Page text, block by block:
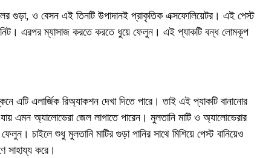
গুড়া, ও বেসন এই তিনটি উপাদানই প্রাকৃতিক এক্সফোলিয়েটর। এই পেস্ট
এরপর ম্যাসাজ করতে করতে ধুয়ে ফেলুন। এই প্যাকটি বন্ধ লোমকূপ
এটি এলার্জিক রিঅ্যাকশন দেখা দিতে পারে। তাই এই প্যাকটি বানানোর
এমন অ্যালোভেরা জেল লাগাতে পারেন। মুলতানি মাটি ও অ্যালোভেরার
চাইলে শুধু মুলতানি মাটির গুড়া পানির সাথে মিশিয়ে পেস্ট বানিয়েও
সাহায্য করে।